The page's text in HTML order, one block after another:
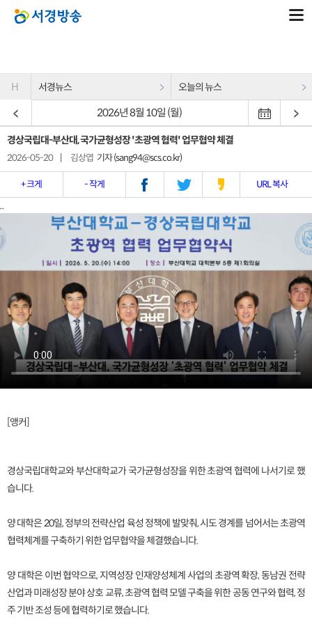
H 서경뉴스 오늘의 뉴스
2026년 8월 10일 (월)
경상국립대-부산대, 국가균형성장 '초광역 협력' 업무협약 체결
2026-05-20 김상엽 기자 (sang94@scs.co.kr)
+ 크게 - 작게 URL 복사
..
[앵커]
경상국립대학교와 부산대학교가 국가균형성장을 위한 초광역 협력에 나서기로 했
습니다.
양 대학은 20일, 정부의 전략산업 육성 정책에 발맞춰, 시도 경계를 넘어서는 초광역
협력체계를 구축하기 위한 업무협약을 체결했습니다.
양 대학은 이번 협약으로, 지역성장 인재양성체계 사업의 초광역 확장, 동남권 전략
산업과 미래성장 분야 상호 교류, 초광역 협력 모델 구축을 위한 공동 연구와 협력, 정
주 기반 조성 등에 협력하기로 했습니다.